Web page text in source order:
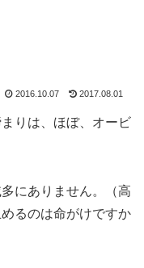
2016.10.07 2017.08.01
りは、ほぼ、オービ
にありません。（高
るのは命がけですか